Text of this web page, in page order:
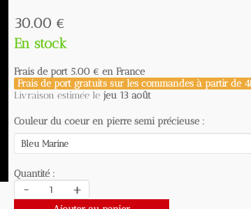
30.00 €
En stock
Frais de port5.00 €en France
Frais de port gratuits sur les commandes à partir de
Livraison estimée lejeu 13 août
Couleur du coeur en pierre semi précieuse :
Quantité :